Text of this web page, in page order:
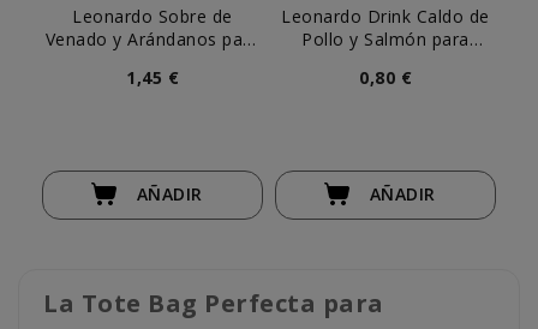
Leonardo Sobre de
Venado y Arándanos para
1,45 €
AÑADIR
Leonardo Drink Caldo de
Pollo y Salmón para
0,80 €
AÑADIR
La Tote Bag Perfecta para